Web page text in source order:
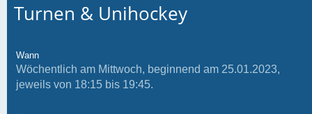
Turnen & Unihockey
Wann
Wöchentlich am Mittwoch, beginnend am 25.01.2023,
jeweils von 18:15 bis 19:45.